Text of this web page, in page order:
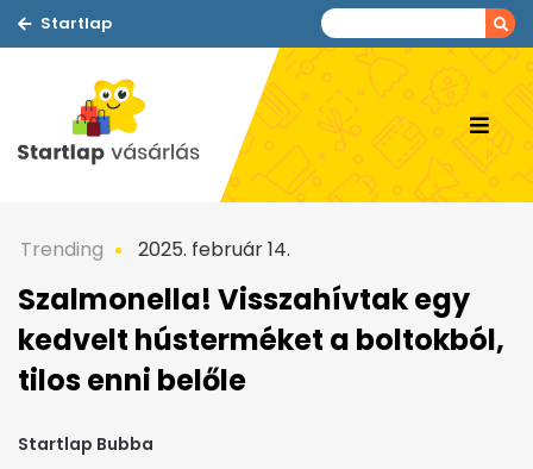
Startlap
Trending 2025. február 14.
Szalmonella! Visszahívtak egy
kedvelt hústerméket a boltokból,
tilos enni belőle
Startlap Bubba